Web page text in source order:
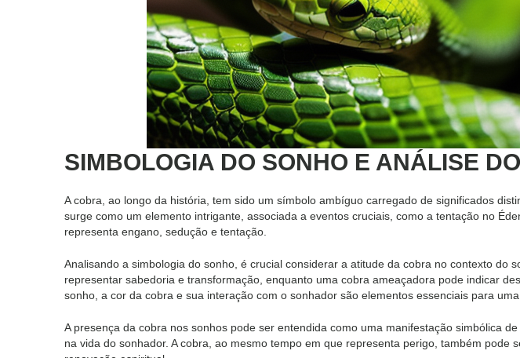
SIMBOLOGIA DO SONHO E ANÁLISE
A cobra, ao longo da história, tem sido um símbolo ambíguo carregado de significados
surge como um elemento intrigante, associada a eventos cruciais, como a tentação no
representa engano, sedução e tentação.
Analisando a simbologia do sonho, é crucial considerar a atitude da cobra no contexto do
representar sabedoria e transformação, enquanto uma cobra ameaçadora pode indicar
sonho, a cor da cobra e sua interação com o sonhador são elementos essenciais para
A presença da cobra nos sonhos pode ser entendida como uma manifestação simbólica
na vida do sonhador. A cobra, ao mesmo tempo em que representa perigo, também pode